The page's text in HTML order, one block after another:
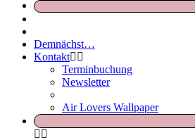
Demnächst…
Kontakt
Terminbuchung
Newsletter
Air Lovers Wallpaper